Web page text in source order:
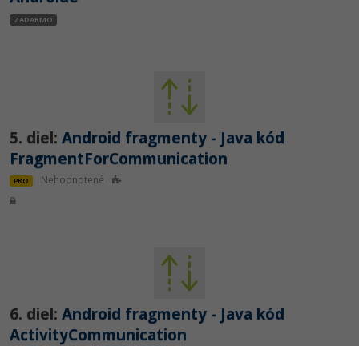
Elektronický podpis
ZADARMO
5. diel: Android fragmenty - Java kód
FragmentForCommunication
PRO Nehodnotené
6. diel: Android fragmenty - Java kód
ActivityCommunication